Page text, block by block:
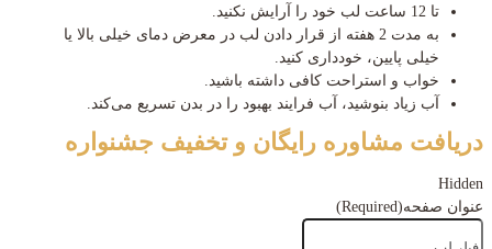
تا 12 ساعت لب خود را آرایش نکنید.
به مدت 2 هفته از قرار دادن لب در معرض دمای خیلی بالا یا
خیلی پایین، خودداری کنید.
خواب و استراحت کافی داشته باشید.
آب زیاد بنوشید، آب فرایند بهبود را در بدن تسریع می‌کند.
دریافت مشاوره رایگان و تخفیف جشنواره
Hidden
عنوان صفحه(Required)